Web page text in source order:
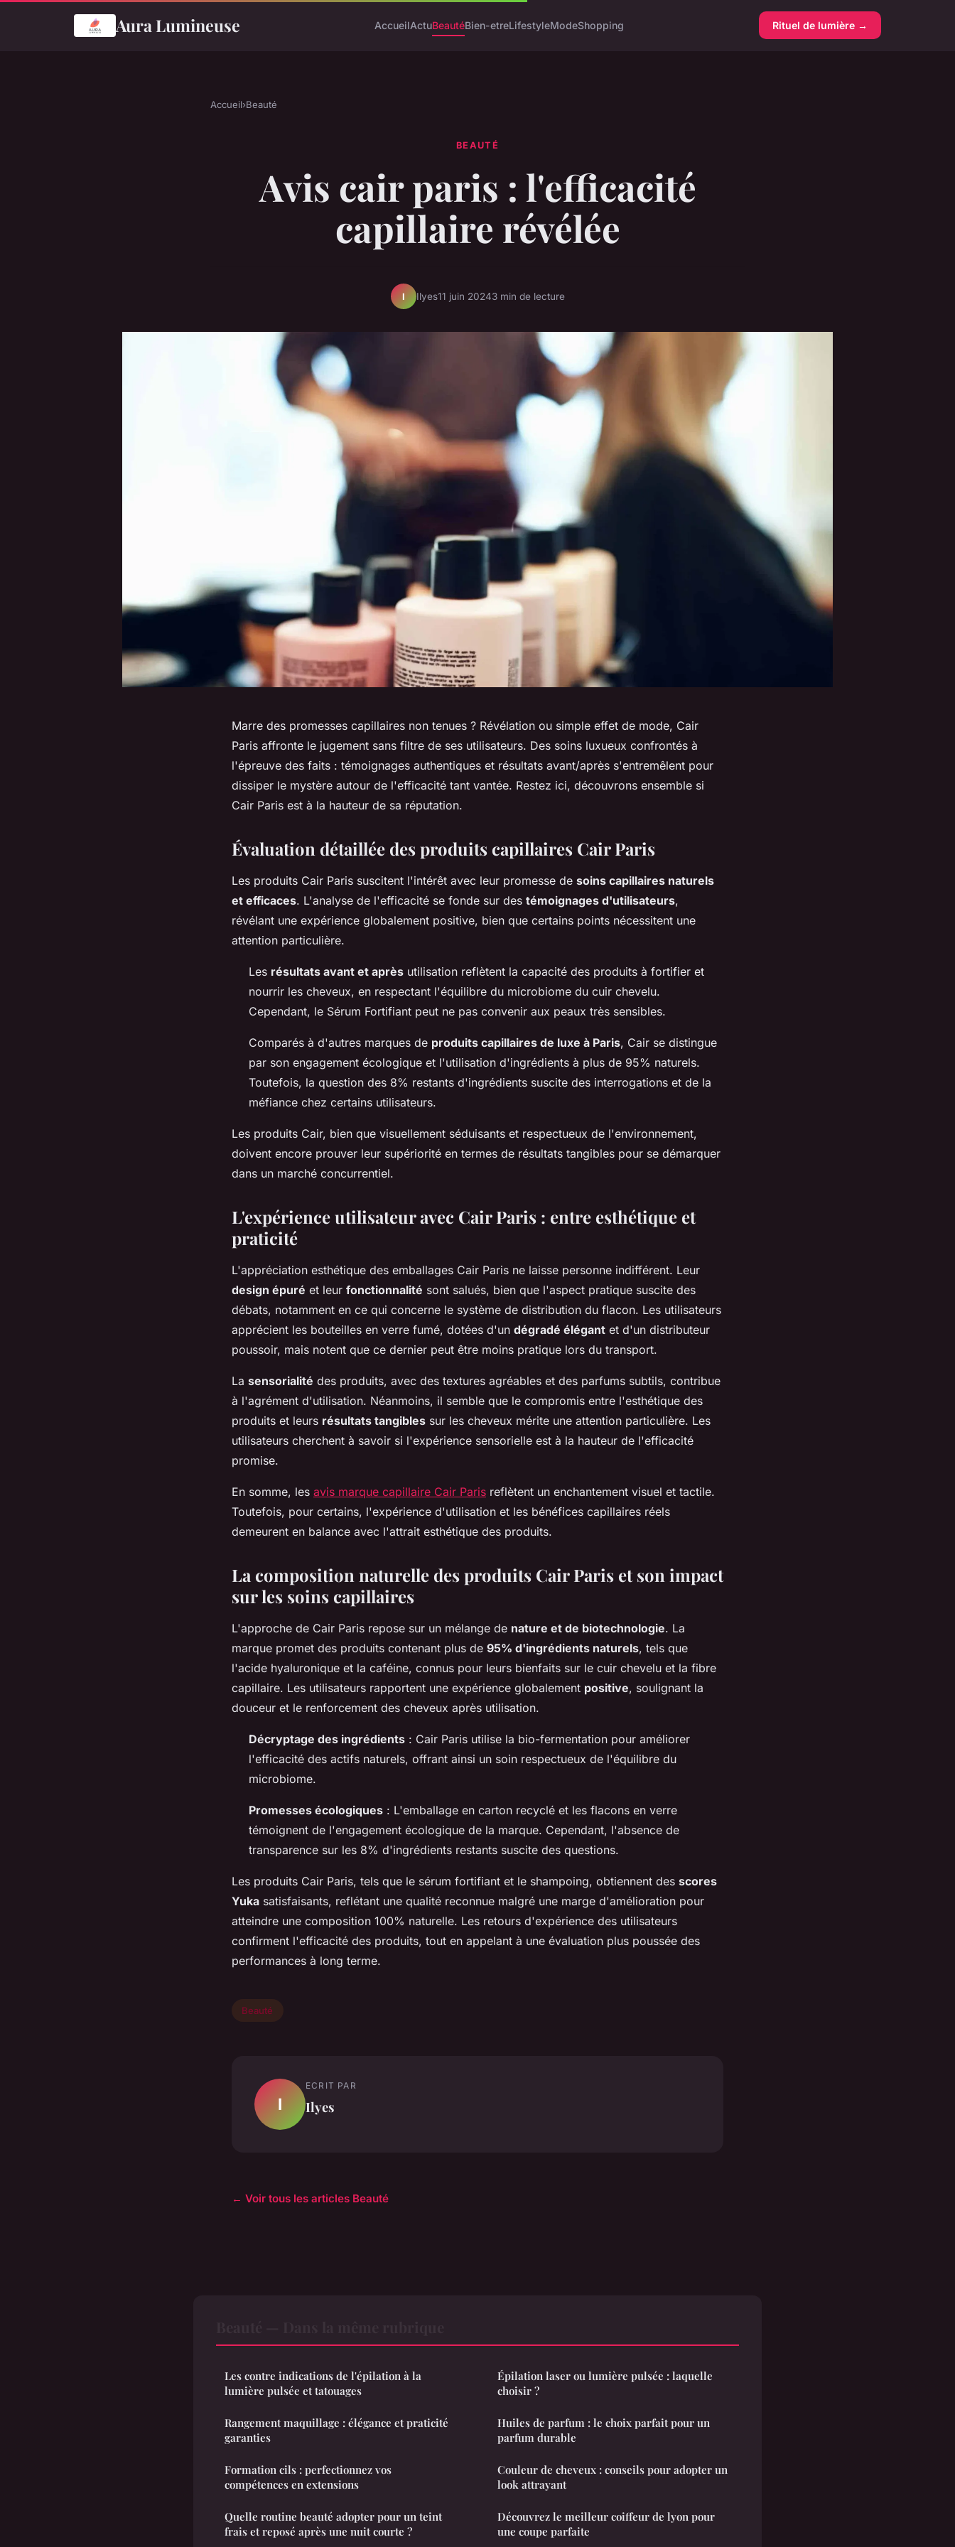
Aura Lumineuse AccueilActuBeautéBien-etreLifestyleModeShopping Rituel de lumière →
Accueil›Beauté
BEAUTÉ
Avis cair paris : l'efficacité
capillaire révélée
I Ilyes11 juin 20243 min de lecture
Marre des promesses capillaires non tenues ? Révélation ou simple effet de mode, Cair
Paris affronte le jugement sans filtre de ses utilisateurs. Des soins luxueux confrontés à
l'épreuve des faits : témoignages authentiques et résultats avant/après s'entremêlent pour
dissiper le mystère autour de l'efficacité tant vantée. Restez ici, découvrons ensemble si
Cair Paris est à la hauteur de sa réputation.
Évaluation détaillée des produits capillaires Cair Paris
Les produits Cair Paris suscitent l'intérêt avec leur promesse de soins capillaires naturels
et efficaces. L'analyse de l'efficacité se fonde sur des témoignages d'utilisateurs,
révélant une expérience globalement positive, bien que certains points nécessitent une
attention particulière.
Les résultats avant et après utilisation reflètent la capacité des produits à fortifier et
nourrir les cheveux, en respectant l'équilibre du microbiome du cuir chevelu.
Cependant, le Sérum Fortifiant peut ne pas convenir aux peaux très sensibles.
Comparés à d'autres marques de produits capillaires de luxe à Paris, Cair se distingue
par son engagement écologique et l'utilisation d'ingrédients à plus de 95% naturels.
Toutefois, la question des 8% restants d'ingrédients suscite des interrogations et de la
méfiance chez certains utilisateurs.
Les produits Cair, bien que visuellement séduisants et respectueux de l'environnement,
doivent encore prouver leur supériorité en termes de résultats tangibles pour se démarquer
dans un marché concurrentiel.
L'expérience utilisateur avec Cair Paris : entre esthétique et
praticité
L'appréciation esthétique des emballages Cair Paris ne laisse personne indifférent. Leur
design épuré et leur fonctionnalité sont salués, bien que l'aspect pratique suscite des
débats, notamment en ce qui concerne le système de distribution du flacon. Les utilisateurs
apprécient les bouteilles en verre fumé, dotées d'un dégradé élégant et d'un distributeur
poussoir, mais notent que ce dernier peut être moins pratique lors du transport.
La sensorialité des produits, avec des textures agréables et des parfums subtils, contribue
à l'agrément d'utilisation. Néanmoins, il semble que le compromis entre l'esthétique des
produits et leurs résultats tangibles sur les cheveux mérite une attention particulière. Les
utilisateurs cherchent à savoir si l'expérience sensorielle est à la hauteur de l'efficacité
promise.
En somme, les avis marque capillaire Cair Paris reflètent un enchantement visuel et tactile.
Toutefois, pour certains, l'expérience d'utilisation et les bénéfices capillaires réels
demeurent en balance avec l'attrait esthétique des produits.
La composition naturelle des produits Cair Paris et son impact
sur les soins capillaires
L'approche de Cair Paris repose sur un mélange de nature et de biotechnologie. La
marque promet des produits contenant plus de 95% d'ingrédients naturels, tels que
l'acide hyaluronique et la caféine, connus pour leurs bienfaits sur le cuir chevelu et la fibre
capillaire. Les utilisateurs rapportent une expérience globalement positive, soulignant la
douceur et le renforcement des cheveux après utilisation.
Décryptage des ingrédients : Cair Paris utilise la bio-fermentation pour améliorer
l'efficacité des actifs naturels, offrant ainsi un soin respectueux de l'équilibre du
microbiome.
Promesses écologiques : L'emballage en carton recyclé et les flacons en verre
témoignent de l'engagement écologique de la marque. Cependant, l'absence de
transparence sur les 8% d'ingrédients restants suscite des questions.
Les produits Cair Paris, tels que le sérum fortifiant et le shampoing, obtiennent des scores
Yuka satisfaisants, reflétant une qualité reconnue malgré une marge d'amélioration pour
atteindre une composition 100% naturelle. Les retours d'expérience des utilisateurs
confirment l'efficacité des produits, tout en appelant à une évaluation plus poussée des
performances à long terme.
Beauté
I
ECRIT PAR
Ilyes
← Voir tous les articles Beauté
Les contre indications de l'épilation à la
lumière pulsée et tatouages
Rangement maquillage : élégance et praticité
garanties
Formation cils : perfectionnez vos
compétences en extensions
Quelle routine beauté adopter pour un teint
frais et reposé après une nuit courte ?
Épilation laser ou lumière pulsée : laquelle
choisir ?
Huiles de parfum : le choix parfait pour un
parfum durable
Couleur de cheveux : conseils pour adopter un
look attrayant
Découvrez le meilleur coiffeur de lyon pour
une coupe parfaite